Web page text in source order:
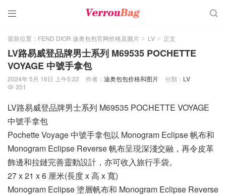
 
當前位置： FEND DIOR 迪奥包包官网价格及圖片 > LV > 正文
LV路易威登品牌男士系列 M69535 POCHETTE
VOYAGE 中號手拿包
2024年 5月 16日 上午5:22 作者： 迪奥包包价格和图片 分類： LV
 351
LV路易威登品牌男士系列 M69535 POCHETTE VOYAGE
中號手拿包
Pochette Voyage 中號手拿包以 Monogram Eclipse 帆布和
Monogram Eclipse Reverse 帆布呈現深淺交融，再令皮革
飾邊和拉鏈完善靈動設計，亦可收入旅行手袋。
27 x 21 x 6 厘米(長度 x 高 x 寬)
Monogram Eclipse 塗層帆布和 Monogram Eclipse Reverse